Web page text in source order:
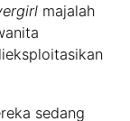
majalah
sedang